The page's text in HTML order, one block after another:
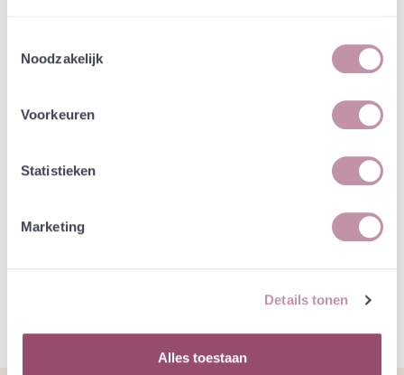
Noodzakelijk
Voorkeuren
Statistieken
Marketing
Details tonen
Alles toestaan
Specificatie